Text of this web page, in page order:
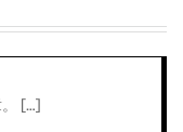
。 […]